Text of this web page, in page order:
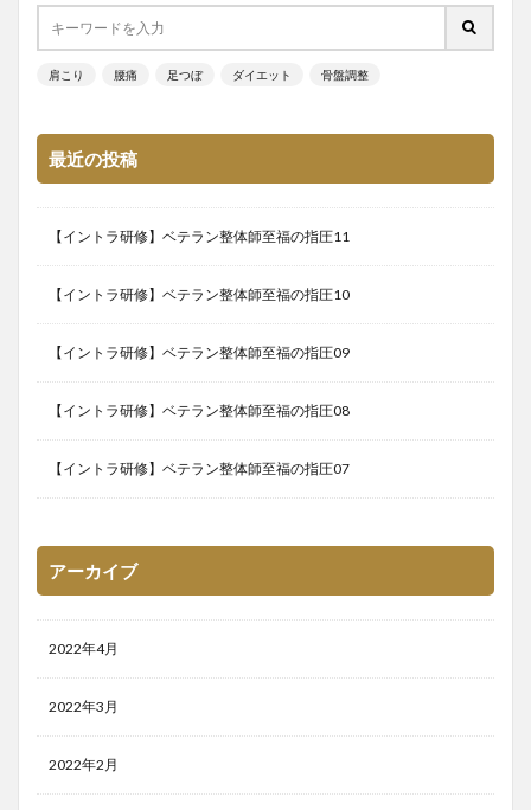
肩こり 腰痛 足つぼ ダイエット 骨盤調整
最近の投稿
【イントラ研修】ベテラン整体師至福の指圧11
【イントラ研修】ベテラン整体師至福の指圧10
【イントラ研修】ベテラン整体師至福の指圧09
【イントラ研修】ベテラン整体師至福の指圧08
【イントラ研修】ベテラン整体師至福の指圧07
アーカイブ
2022年4月
2022年3月
2022年2月